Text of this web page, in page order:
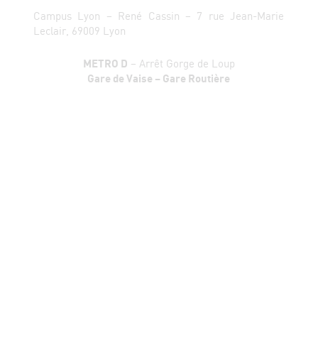
Campus Lyon – René Cassin – 7 rue Jean-Marie
Leclair, 69009 Lyon
METRO D – Arrêt Gorge de Loup
Gare de Vaise – Gare Routière